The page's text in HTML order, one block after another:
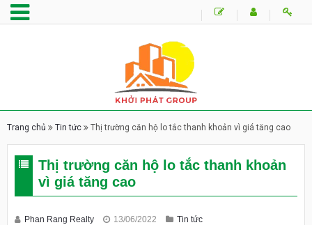
Trang chủ Tin tức Thị trường căn hộ lo tắc thanh khoản vì giá tăng cao
Thị trường căn hộ lo tắc thanh khoản
vì giá tăng cao
Phan Rang Realty 13/06/2022 Tin tức